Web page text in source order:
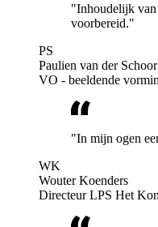
"Inhoudelijk van
voorbereid."
PS
Paulien van der Schoor
VO - beeldende
"In mijn ogen
WK
Wouter Koenders
Directeur LPS Het